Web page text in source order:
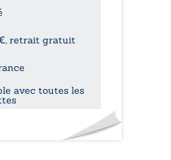
retrait gratuit
avec toutes les